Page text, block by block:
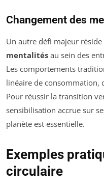
Changement des
Un autre défi majeur réside
mentalités au sein des
Les comportements
linéaire de consommation,
Pour réussir la transition
sensibilisation accrue sur
planète est essentielle.
Exemples
circulaire